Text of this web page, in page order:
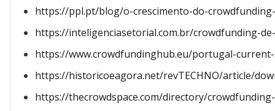
https://ppl.pt/blog/o-crescimento-do-
https://inteligenciasetorial.com.br/crowdfunding-
https://www.crowdfundinghub.eu/portugal-
https://historicoeagora.net/revTECHNO/article/
https://thecrowdspace.com/directory/